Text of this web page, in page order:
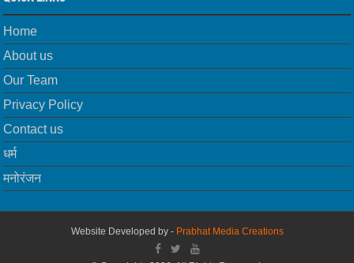
Home
About us
Our Team
Privacy Policy
Contact us
धर्म
मनोरंजन
Website Developed by - Prabhat Media Creations